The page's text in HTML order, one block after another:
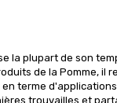
la plupart de son
de la Pomme, il
terme
trouvailles et